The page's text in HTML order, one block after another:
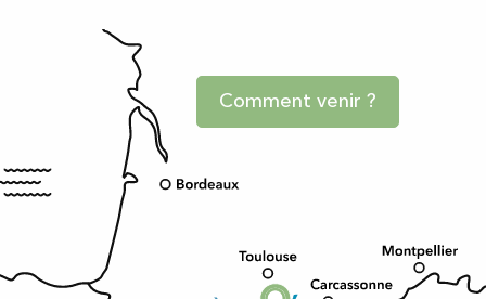
Comment venir ?